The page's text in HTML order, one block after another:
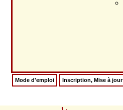
Mode d'emploi Inscription, Mise à jour